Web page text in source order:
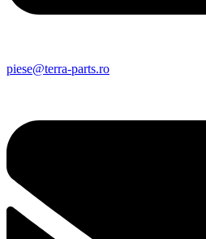
piese@terra-parts.ro